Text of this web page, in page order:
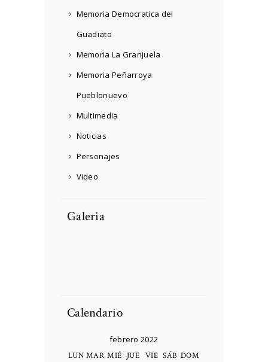
Memoria Democratica del
Guadiato
Memoria La Granjuela
Memoria Peñarroya
Pueblonuevo
Multimedia
Noticias
Personajes
Video
Galeria
Calendario
febrero 2022
LUN MAR MIÉ JUE VIE SÁB DOM